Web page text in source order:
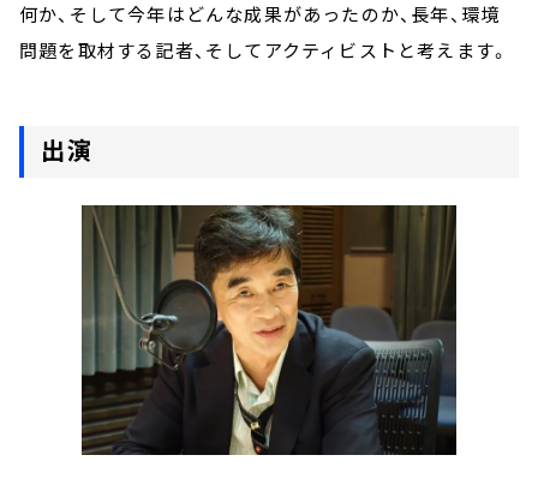
何か、そして今年はどんな成果があったのか、長年、環境
問題を取材する記者、そしてアクティビストと考えます。
出演